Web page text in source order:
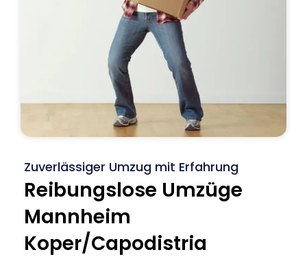
Zuverlässiger Umzug mit Erfahrung
Reibungslose Umzüge
Mannheim
Koper/Capodistria